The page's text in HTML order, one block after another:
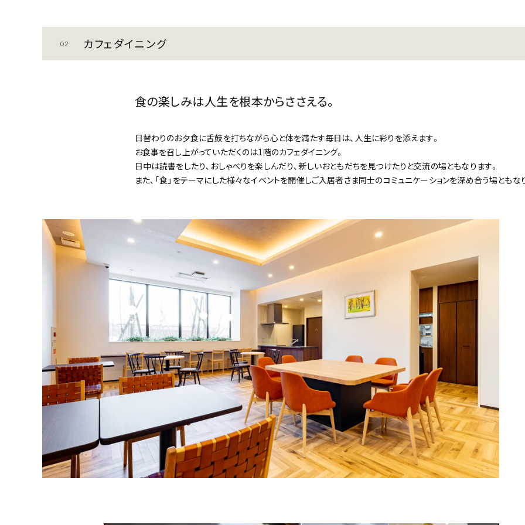
02. カフェダイニング
食の楽しみは人生を根本からささえる。
日替わりのお夕食に舌鼓を打ちながら心と体を満たす毎日は、人生に彩りを添えます。
お食事を召し上がっていただくのは1階のカフェダイニング。
日中は読書をしたり、おしゃべりを楽しんだり、新しいおともだちを見つけたりと交流の場ともなります。
また、「食」をテーマにした様々なイベントを開催しご入居者さま同士のコミュニケーションを深め合う場ともな